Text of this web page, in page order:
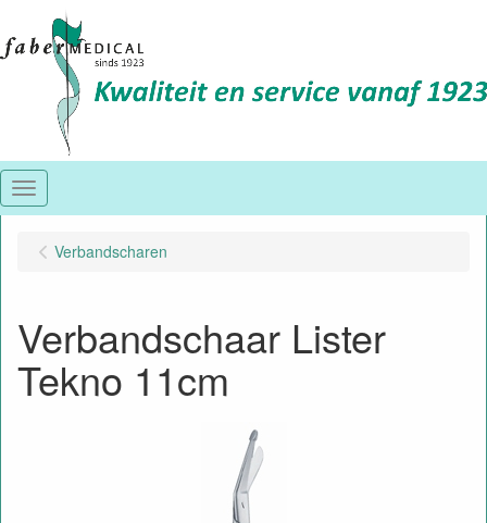
Menu
Verbandscharen
Verbandschaar Lister
Tekno 11cm